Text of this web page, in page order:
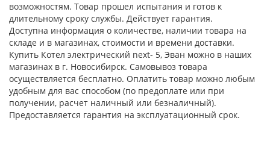
возможностям. Товар прошел испытания и готов к
длительному сроку службы. Действует гарантия.
Доступна информация о количестве, наличии товара на
складе и в магазинах, стоимости и времени доставки.
Купить Котел электрический next- 5, Эван можно в наших
магазинах в г. Новосибирск. Самовывоз товара
осуществляется бесплатно. Оплатить товар можно любым
удобным для вас способом (по предоплате или при
получении, расчет наличный или безналичный).
Предоставляется гарантия на эксплуатационный срок.